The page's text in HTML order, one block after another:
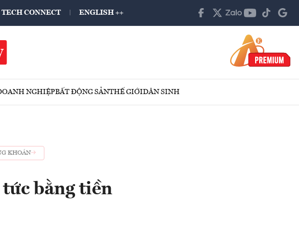
TECH CONNECT ENGLISH ++
NGHIỆPBẤT ĐỘNG SẢNTHẾ GIỚIDÂN SINH
KHOÁN
tức bằng tiền